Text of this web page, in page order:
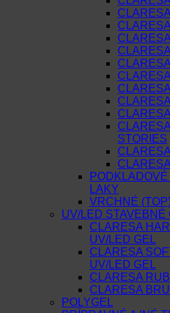
STORIES
LAKY
VRCHNÉ
UV/LED STAVEBNÉ
CLARESA
UV/LED GEL
CLARESA
UV/LED GEL
CLARESA
CLARESA
POLYGEL